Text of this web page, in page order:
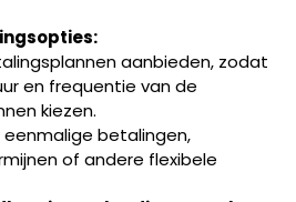
aanbieden, zodat
en frequentie van de
kiezen.
betalingen,
of andere flexibele